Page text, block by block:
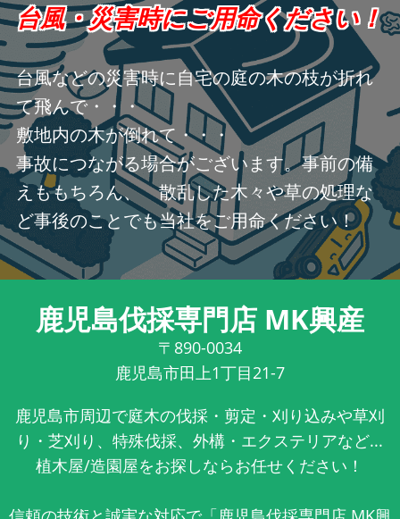
台風・災害時にご用命ください！
台風などの災害時に自宅の庭の木の枝が折れ
て飛んで・・・
敷地内の木が倒れて・・・
事故につながる場合がございます。事前の備
えももちろん、 散乱した木々や草の処理な
ど事後のことでも当社をご用命ください！
鹿児島伐採専門店 MK興産
〒890-0034
鹿児島市田上1丁目21-7
鹿児島市周辺で庭木の伐採・剪定・刈り込みや草刈
り・芝刈り、特殊伐採、外構・エクステリアなど...
植木屋/造園屋をお探しならお任せください！